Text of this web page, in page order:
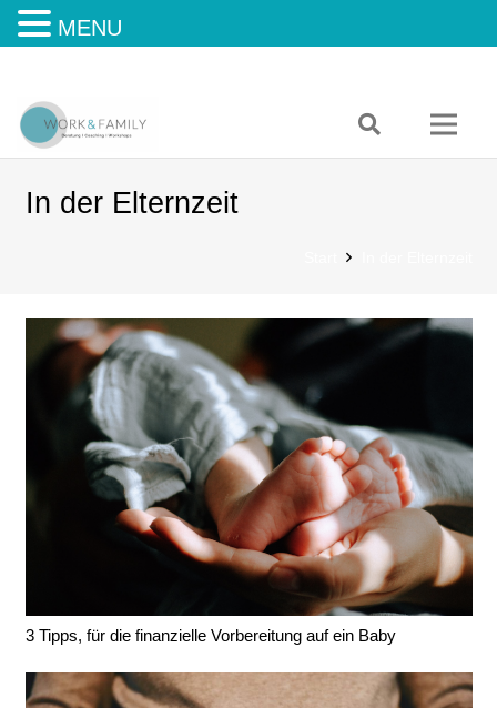
In der Elternzeit
3 Tipps, für die finanzielle Vorbereitung auf ein Baby
MENU